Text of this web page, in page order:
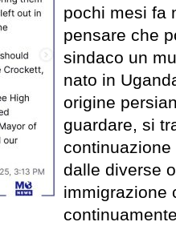
pochi mesi fa
pensare che
sindaco un
nato in
origine
guardare, si
dalle diverse
immigrazione